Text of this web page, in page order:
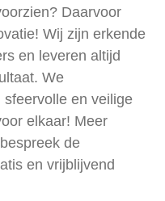
Daarvoor
Wij zijn erkende
en leveren altijd
We
en veilige
elkaar! Meer
de
en vrijblijvend